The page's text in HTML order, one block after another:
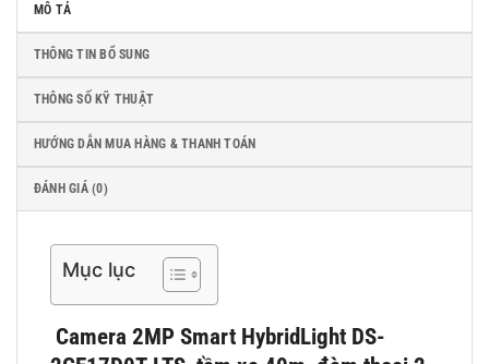
MÔ TẢ
THÔNG TIN BỔ SUNG
THÔNG SỐ KỸ THUẬT
HƯỚNG DẪN MUA HÀNG & THANH TOÁN
ĐÁNH GIÁ (0)
Mục lục
Camera 2MP Smart HybridLight DS-